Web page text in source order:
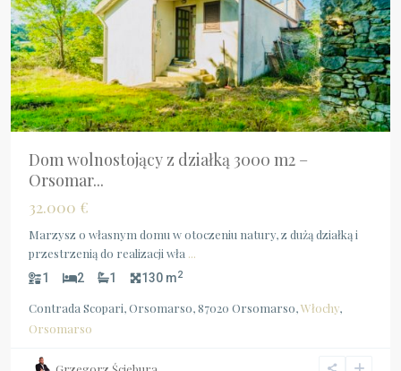
Dom wolnostojący z działką 3000 m2 –
Orsomar...
32.000 €
Marzysz o własnym domu w otoczeniu natury, z dużą działką i
przestrzenią do realizacji wła ...
1 2 1 130 m2
Contrada Scopari, Orsomarso, 87020 Orsomarso,Włochy,
Orsomarso
Calabria